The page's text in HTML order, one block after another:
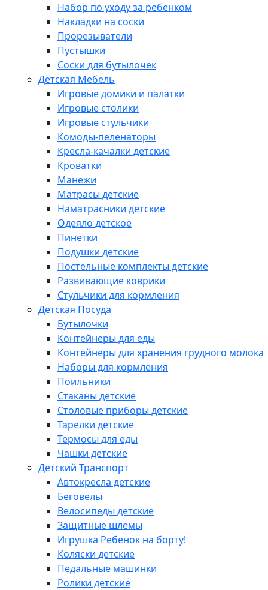
Набор по уходу за ребенком
Накладки на соски
Прорезыватели
Пустышки
Соски для бутылочек
Детская Мебель
Игровые домики и палатки
Игровые столики
Игровые стульчики
Комоды-пеленаторы
Кресла-качалки детские
Кроватки
Манежи
Матрасы детские
Наматрасники детские
Одеяло детское
Пинетки
Подушки детские
Постельные комплекты детские
Развивающие коврики
Стульчики для кормления
Детская Посуда
Бутылочки
Контейнеры для еды
Контейнеры для хранения грудного молока
Наборы для кормления
Поильники
Стаканы детские
Столовые приборы детские
Тарелки детские
Термосы для еды
Чашки детские
Детский Транспорт
Автокресла детские
Беговелы
Велосипеды детские
Защитные шлемы
Игрушка Ребенок на борту!
Коляски детские
Педальные машинки
Ролики детские